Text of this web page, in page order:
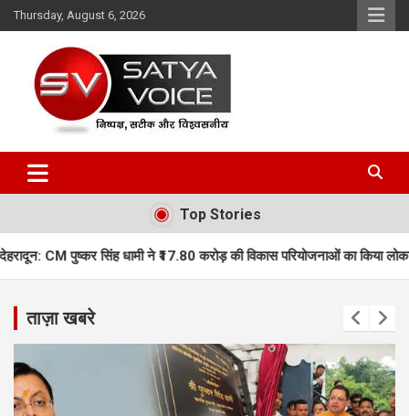
Skip
to
Thursday, August 6, 2026
Satya Voice
Top Stories
ने ₹17.80 करोड़ की विकास परियोजनाओं का किया लोकार्पण, कई नई योजनाओं का
ताज़ा खबरे